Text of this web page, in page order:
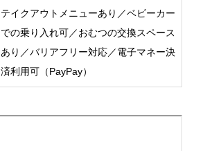
テイクアウトメニューあり／ベビーカー
での乗り入れ可／おむつの交換スペース
あり／バリアフリー対応／電子マネー決
済利用可（PayPay）